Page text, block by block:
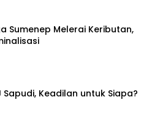
Sumenep Melerai Keributan,
Sapudi, Keadilan untuk Siapa?